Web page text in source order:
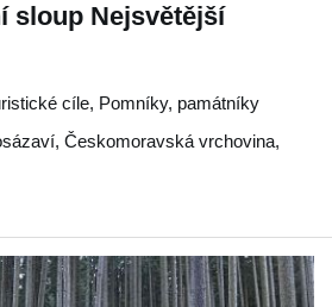
sloup Nejsvětější
cíle, Pomníky, památníky
, Českomoravská vrchovina,